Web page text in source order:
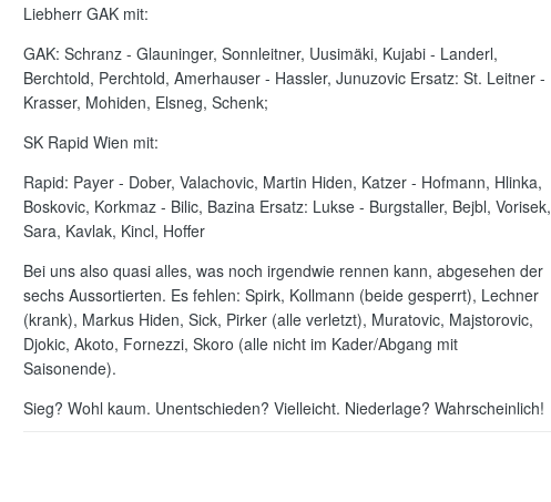
Liebherr GAK mit:
GAK: Schranz - Glauninger, Sonnleitner, Uusimäki, Kujabi - Landerl,
Berchtold, Perchtold, Amerhauser - Hassler, Junuzovic Ersatz: St. Leitner -
Krasser, Mohiden, Elsneg, Schenk;
SK Rapid Wien mit:
Rapid: Payer - Dober, Valachovic, Martin Hiden, Katzer - Hofmann, Hlinka,
Boskovic, Korkmaz - Bilic, Bazina Ersatz: Lukse - Burgstaller, Bejbl, Vorisek,
Sara, Kavlak, Kincl, Hoffer
Bei uns also quasi alles, was noch irgendwie rennen kann, abgesehen der
sechs Aussortierten. Es fehlen: Spirk, Kollmann (beide gesperrt), Lechner
(krank), Markus Hiden, Sick, Pirker (alle verletzt), Muratovic, Majstorovic,
Djokic, Akoto, Fornezzi, Skoro (alle nicht im Kader/Abgang mit
Saisonende).
Sieg? Wohl kaum. Unentschieden? Vielleicht. Niederlage? Wahrscheinlich!